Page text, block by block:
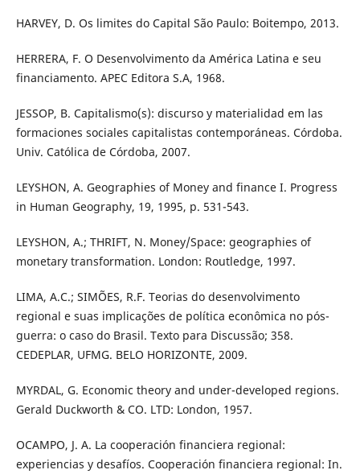
HARVEY, D. Os limites do Capital São Paulo: Boitempo, 2013.
HERRERA, F. O Desenvolvimento da América Latina e seu
financiamento. APEC Editora S.A, 1968.
JESSOP, B. Capitalismo(s): discurso y materialidad em las
formaciones sociales capitalistas contemporáneas. Córdoba.
Univ. Católica de Córdoba, 2007.
LEYSHON, A. Geographies of Money and finance I. Progress
in Human Geography, 19, 1995, p. 531-543.
LEYSHON, A.; THRIFT, N. Money/Space: geographies of
monetary transformation. London: Routledge, 1997.
LIMA, A.C.; SIMÕES, R.F. Teorias do desenvolvimento
regional e suas implicações de política econômica no pós-
guerra: o caso do Brasil. Texto para Discussão; 358.
CEDEPLAR, UFMG. BELO HORIZONTE, 2009.
MYRDAL, G. Economic theory and under-developed regions.
Gerald Duckworth & CO. LTD: London, 1957.
OCAMPO, J. A. La cooperación financiera regional:
experiencias y desafíos. Cooperación financiera regional: In.